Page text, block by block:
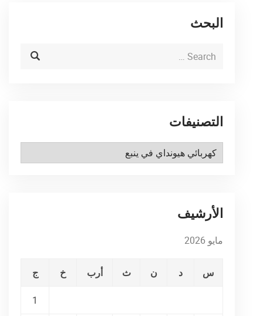
البحث
التصنيفات
التصنيفات
الأرشيف
مايو 2026
س د ن ث أرب خ ج
1